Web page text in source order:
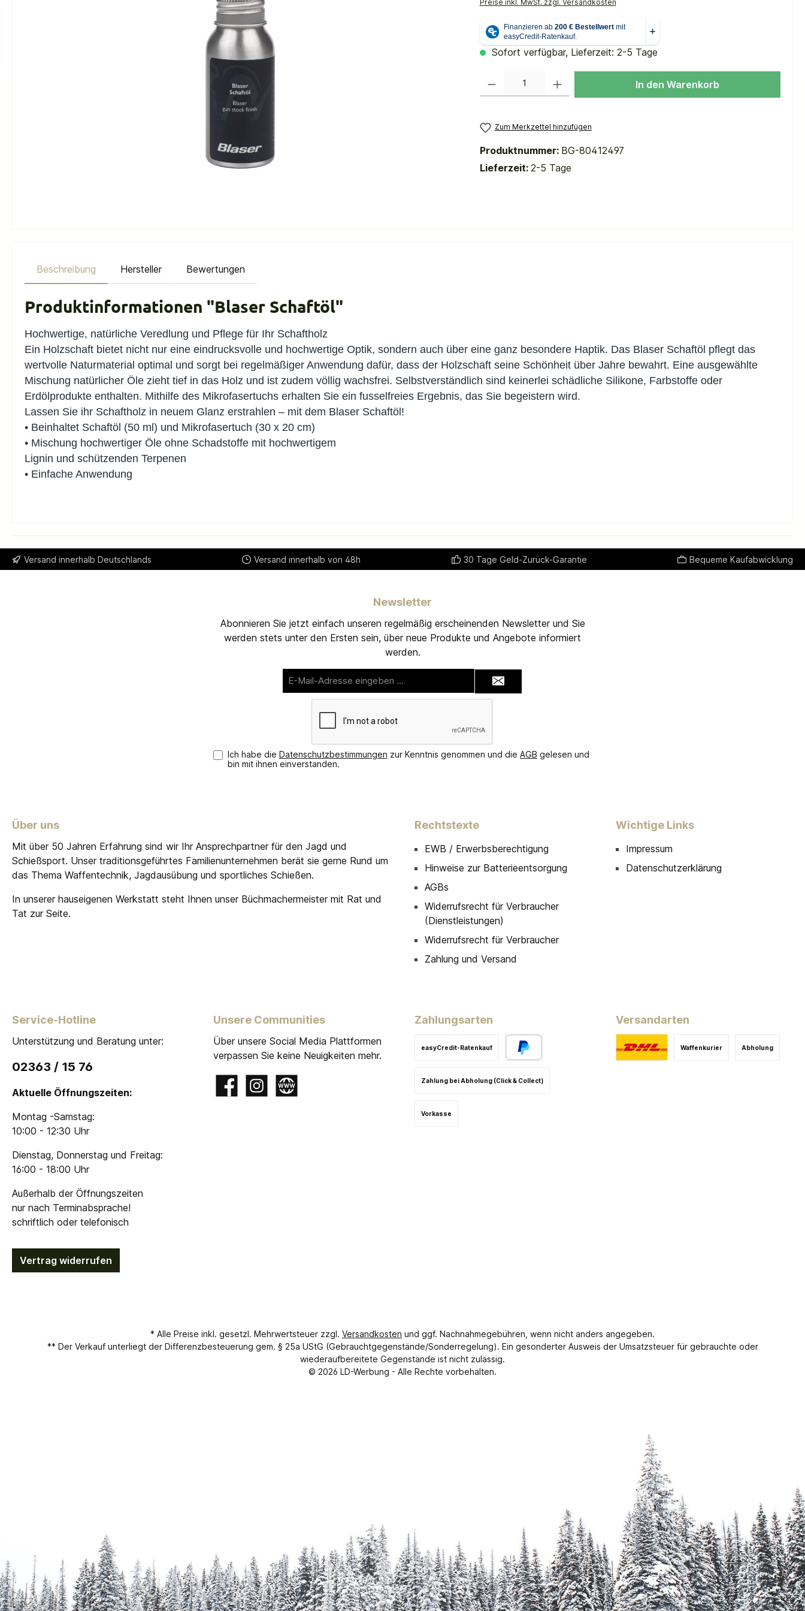
Preise inkl. MwSt. zzgl. Versandkosten
Sofort verfügbar, Lieferzeit: 2-5 Tage
In den Warenkorb
Zum Merkzettel hinzufügen
Produktnummer: BG-80412497
Lieferzeit: 2-5 Tage
Beschreibung Hersteller Bewertungen
Produktinformationen "Blaser Schaftöl"
Hochwertige, natürliche Veredlung und Pflege für Ihr Schaftholz
Ein Holzschaft bietet nicht nur eine eindrucksvolle und hochwertige Optik, sondern auch über eine ganz besondere Haptik. Das Blaser Schaftöl pflegt das
wertvolle Naturmaterial optimal und sorgt bei regelmäßiger Anwendung dafür, dass der Holzschaft seine Schönheit über Jahre bewahrt. Eine ausgewählte
Mischung natürlicher Öle zieht tief in das Holz und ist zudem völlig wachsfrei. Selbstverständlich sind keinerlei schädliche Silikone, Farbstoffe oder
Erdölprodukte enthalten. Mithilfe des Mikrofasertuchs erhalten Sie ein fusselfreies Ergebnis, das Sie begeistern wird.
Lassen Sie ihr Schaftholz in neuem Glanz erstrahlen – mit dem Blaser Schaftöl!
• Beinhaltet Schaftöl (50 ml) und Mikrofasertuch (30 x 20 cm)
• Mischung hochwertiger Öle ohne Schadstoffe mit hochwertigem
Lignin und schützenden Terpenen
• Einfache Anwendung
Versand innerhalb Deutschlands Versand innerhalb von 48h 30 Tage Geld-Zurück-Garantie Bequeme Kaufabwicklung
Newsletter
Abonnieren Sie jetzt einfach unseren regelmäßig erscheinenden Newsletter und Sie
werden stets unter den Ersten sein, über neue Produkte und Angebote informiert
werden.
Mail-
Adresse*
Ich habe die Datenschutzbestimmungen zur Kenntnis genommen und die AGB gelesen und
bin mit ihnen einverstanden.
Über uns
Mit über 50 Jahren Erfahrung sind wir Ihr Ansprechpartner für den Jagd und
Schießsport. Unser traditionsgeführtes Familienunternehmen berät sie gerne Rund um
das Thema Waffentechnik, Jagdausübung und sportliches Schießen.
In unserer hauseigenen Werkstatt steht Ihnen unser Büchmachermeister mit Rat und
Tat zur Seite.
Rechtstexte
EWB / Erwerbsberechtigung
Hinweise zur Batterieentsorgung
AGBs
Widerrufsrecht für Verbraucher
(Dienstleistungen)
Widerrufsrecht für Verbraucher
Zahlung und Versand
Wichtige Links
Impressum
Datenschutzerklärung
Service-Hotline
Unterstützung und Beratung unter:
02363 / 15 76
Aktuelle Öffnungszeiten:
Montag -Samstag:
10:00 - 12:30 Uhr
Dienstag, Donnerstag und Freitag:
16:00 - 18:00 Uhr
Außerhalb der Öffnungszeiten
nur nach Terminabsprache!
schriftlich oder telefonisch
Vertrag widerrufen
Unsere Communities
Über unsere Social Media Plattformen
verpassen Sie keine Neuigkeiten mehr.
FacebookInstagramWebsite
Zahlungsarten
Vorkasse
easyCredit-Ratenkauf
Zahlung bei Abholung (Click & Collect)
Versandarten
Waffenkurier Abholung
* Alle Preise inkl. gesetzl. Mehrwertsteuer zzgl. Versandkosten und ggf. Nachnahmegebühren, wenn nicht anders angegeben.
** Der Verkauf unterliegt der Differenzbesteuerung gem. § 25a UStG (Gebrauchtgegenstände/Sonderregelung). Ein gesonderter Ausweis der Umsatzsteuer für gebrauchte oder
wiederaufbereitete Gegenstände ist nicht zulässig.
© 2026 LD-Werbung - Alle Rechte vorbehalten.